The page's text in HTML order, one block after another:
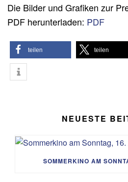
Die Bilder und Grafiken zur
PDF herunterladen: PDF
teilen teilen
NEUESTE
SOMMERKINO AM